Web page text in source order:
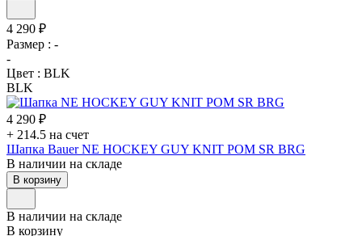
4 290 ₽
Размер : -
-
Цвет : BLK
BLK
4 290 ₽
+ 214.5 на счет
Шапка Bauer NE HOCKEY GUY KNIT POM SR BRG
В наличии на складе
В корзину
В наличии на складе
В корзину